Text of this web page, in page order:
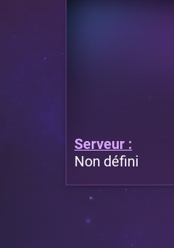
Serveur :
Non défini